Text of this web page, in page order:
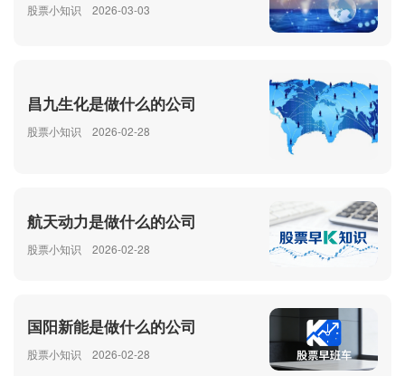
股票小知识 2026-03-03
昌九生化是做什么的公司
股票小知识 2026-02-28
航天动力是做什么的公司
股票小知识 2026-02-28
国阳新能是做什么的公司
股票小知识 2026-02-28